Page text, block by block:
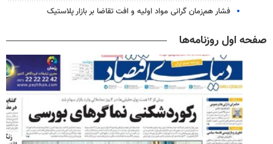
فشار هم‌زمان گرانی مواد اولیه و افت تقاضا بر بازار پلاستیک
صفحه اول روزنامه‌ها